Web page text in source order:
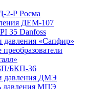
2-Р Росма
ДЕМ-107
35 Danfoss
давления «Сапфир»
БКП-36
давления ДМЭ
давления МПЭ